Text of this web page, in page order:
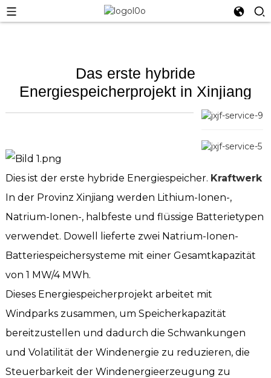
Das erste hybride
Energiespeicherprojekt in Xinjiang
Dies ist der erste hybride Energiespeicher. Kraftwerk
In der Provinz Xinjiang werden Lithium-Ionen-,
Natrium-Ionen-, halbfeste und flüssige Batterietypen
verwendet. Dowell lieferte zwei Natrium-Ionen-
Batteriespeichersysteme mit einer Gesamtkapazität
von 1 MW/4 MWh.
Dieses Energiespeicherprojekt arbeitet mit
Windparks zusammen, um Speicherkapazität
bereitzustellen und dadurch die Schwankungen
und Volatilität der Windenergie zu reduzieren, die
Steuerbarkeit der Windenergieerzeugung zu